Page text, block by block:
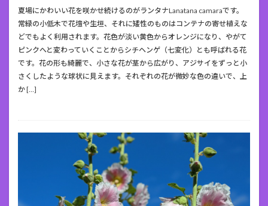
夏場にかわいい花を咲かせ続けるのがランタナLanatana camaraです。
常緑の小低木で花壇や生垣、それに矮性のものはコンテナの寄せ植えな
どでもよく利用されます。花色が淡い黄色からオレンジになり、やがて
ピンクへと変わっていくことからシチヘンゲ（七変化）とも呼ばれる花
です。花の形も綺麗で、小さな花が茎から広がり、アジサイをずっと小
さくしたような球状に見えます。それぞれの花が微妙な色の違いで、上
か […]